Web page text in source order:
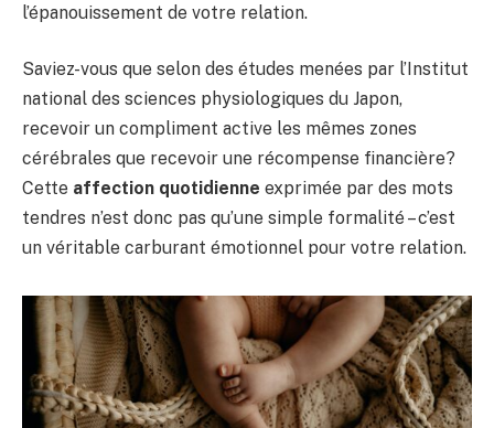
l’épanouissement de votre relation.
Saviez-vous que selon des études menées par l’Institut
national des sciences physiologiques du Japon,
recevoir un compliment active les mêmes zones
cérébrales que recevoir une récompense financière?
Cette affection quotidienne exprimée par des mots
tendres n’est donc pas qu’une simple formalité – c’est
un véritable carburant émotionnel pour votre relation.